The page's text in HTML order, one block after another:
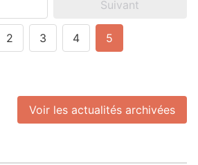
Suivant
2 3 4 5
Voir les actualités archivées